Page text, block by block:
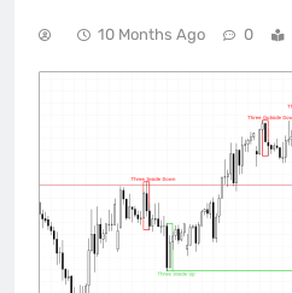
10 Months Ago 0